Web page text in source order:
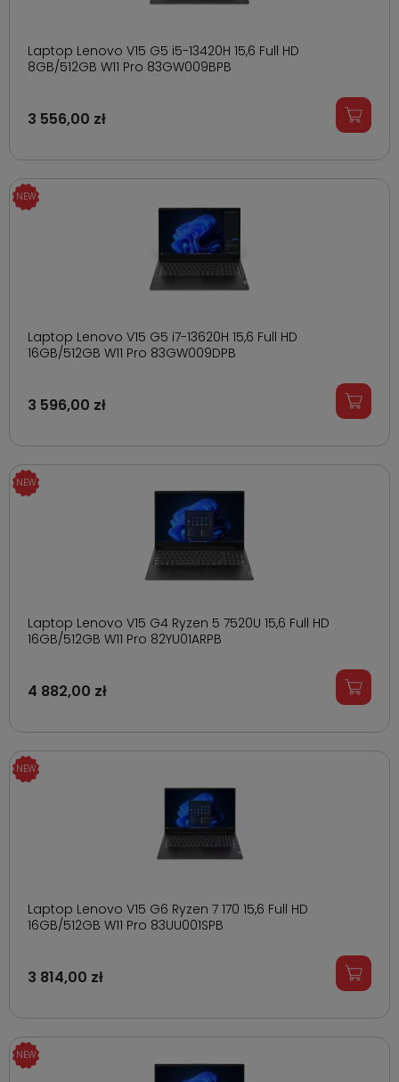
Laptop Lenovo V15 G5 i5-13420H 15,6 Full HD
8GB/512GB W11 Pro 83GW009BPB
3 556,00 zł
Laptop Lenovo V15 G5 i7-13620H 15,6 Full HD
16GB/512GB W11 Pro 83GW009DPB
3 596,00 zł
Laptop Lenovo V15 G4 Ryzen 5 7520U 15,6 Full HD
16GB/512GB W11 Pro 82YU01ARPB
4 882,00 zł
Laptop Lenovo V15 G6 Ryzen 7 170 15,6 Full HD
16GB/512GB W11 Pro 83UU001SPB
3 814,00 zł